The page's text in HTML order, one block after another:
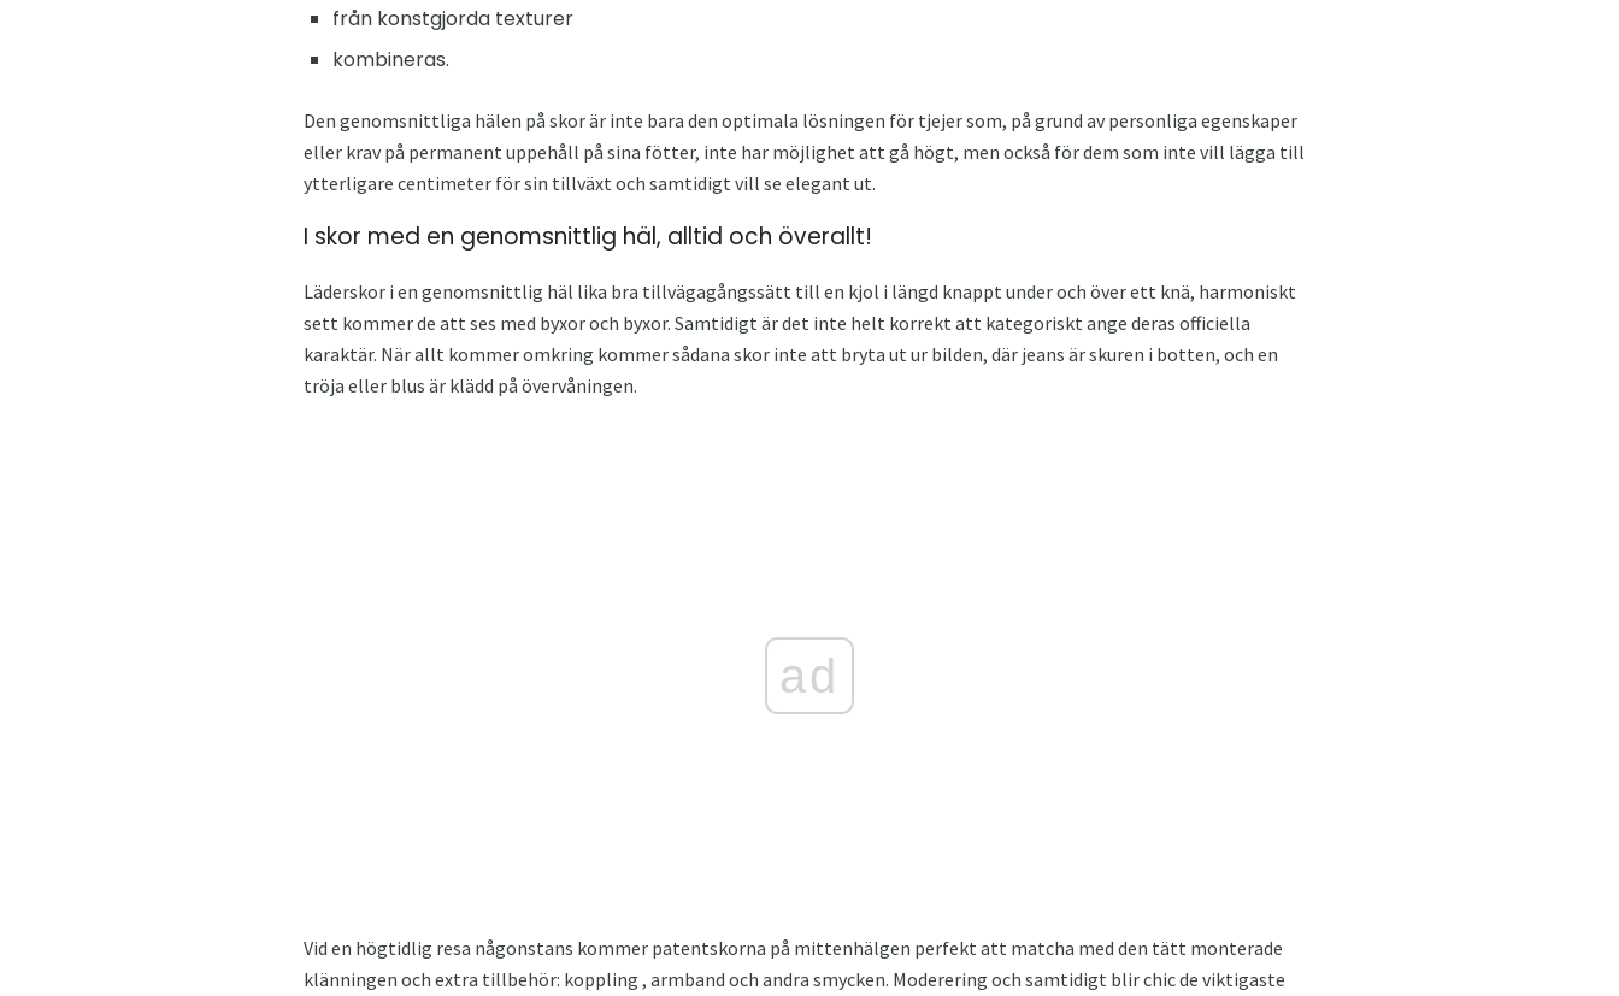
från konstgjorda texturer
kombineras.
Den genomsnittliga hälen på skor är inte bara den optimala lösningen för tjejer som, på grund av personliga egenskaper
eller krav på permanent uppehåll på sina fötter, inte har möjlighet att gå högt, men också för dem som inte vill lägga till
ytterligare centimeter för sin tillväxt och samtidigt vill se elegant ut.
I skor med en genomsnittlig häl, alltid och överallt!
Läderskor i en genomsnittlig häl lika bra tillvägagångssätt till en kjol i längd knappt under och över ett knä, harmoniskt
sett kommer de att ses med byxor och byxor. Samtidigt är det inte helt korrekt att kategoriskt ange deras officiella
karaktär. När allt kommer omkring kommer sådana skor inte att bryta ut ur bilden, där jeans är skuren i botten, och en
tröja eller blus är klädd på övervåningen.
ad
Vid en högtidlig resa någonstans kommer patentskorna på mittenhälgen perfekt att matcha med den tätt monterade
klänningen och extra tillbehör: koppling , armband och andra smycken. Moderering och samtidigt blir chic de viktigaste